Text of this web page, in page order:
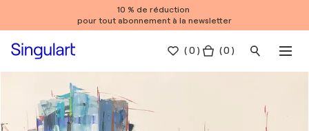
10 % de réduction
pour tout abonnement à la newsletter
(0 ) ( 0 )